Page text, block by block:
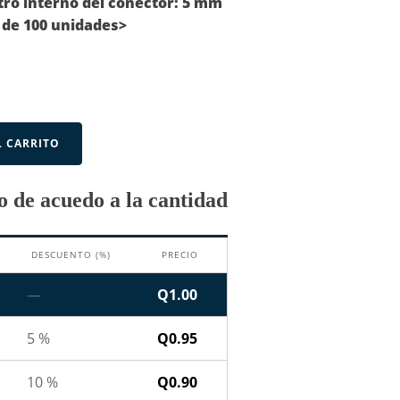
100 unidades>
CARRITO
de acuedo a la cantidad
DESCUENTO (%) PRECIO
— Q1.00
5 % Q0.95
10 % Q0.90